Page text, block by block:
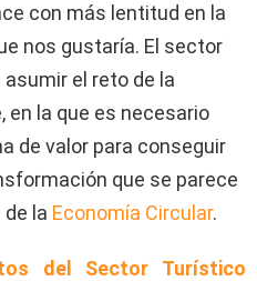
con más lentitud en la
nos gustaría. El sector
el reto de la
la que es necesario
de valor para conseguir
que se parece
la Economía Circular.
del Sector Turístico